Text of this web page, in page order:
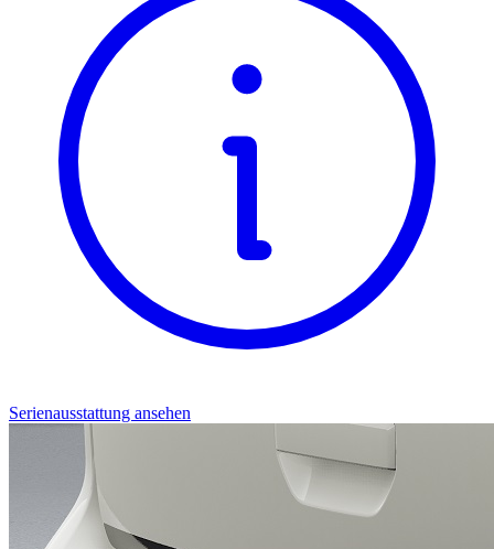
Serienausstattung ansehen